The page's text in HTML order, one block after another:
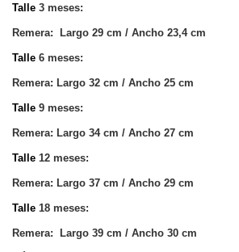
Talle 3 meses:
Remera: Largo 29 cm / Ancho 23,4 cm
Talle 6 meses:
Remera: Largo 32 cm / Ancho 25 cm
Talle 9 meses:
Remera: Largo 34 cm / Ancho 27 cm
Talle 12 meses:
Remera: Largo 37 cm / Ancho 29 cm
Talle 18 meses:
Remera: Largo 39 cm / Ancho 30 cm